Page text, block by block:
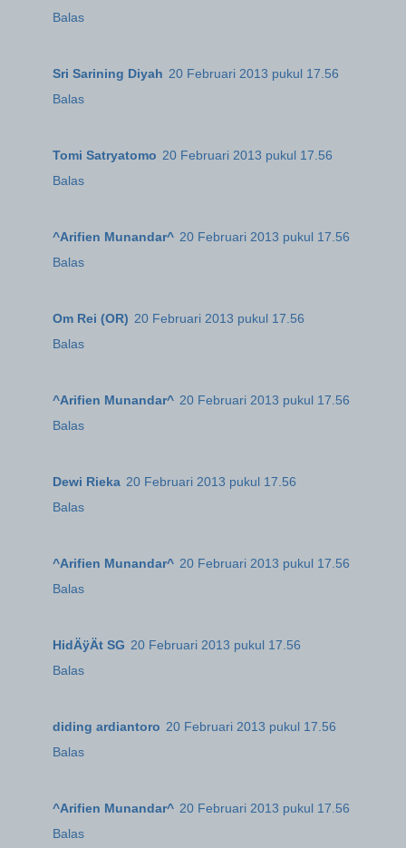
Balas
Sri Sarining Diyah 20 Februari 2013 pukul 17.56
Balas
Tomi Satryatomo 20 Februari 2013 pukul 17.56
Balas
^Arifien Munandar^ 20 Februari 2013 pukul 17.56
Balas
Om Rei (OR) 20 Februari 2013 pukul 17.56
Balas
^Arifien Munandar^ 20 Februari 2013 pukul 17.56
Balas
Dewi Rieka 20 Februari 2013 pukul 17.56
Balas
^Arifien Munandar^ 20 Februari 2013 pukul 17.56
Balas
HidÄÿÄt SG 20 Februari 2013 pukul 17.56
Balas
diding ardiantoro 20 Februari 2013 pukul 17.56
Balas
^Arifien Munandar^ 20 Februari 2013 pukul 17.56
Balas